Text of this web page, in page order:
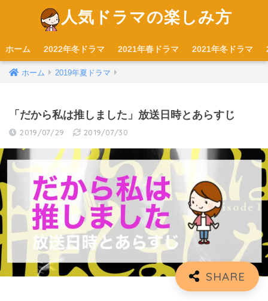
人気ドラマの楽しみ方
ホーム 2022年冬ドラマ 2021年春ドラマ 2021年冬ドラマ
ホーム 2019年夏ドラマ
「だから私は推しました」放送日時とあらすじ
2019/07/29 2019/07/30